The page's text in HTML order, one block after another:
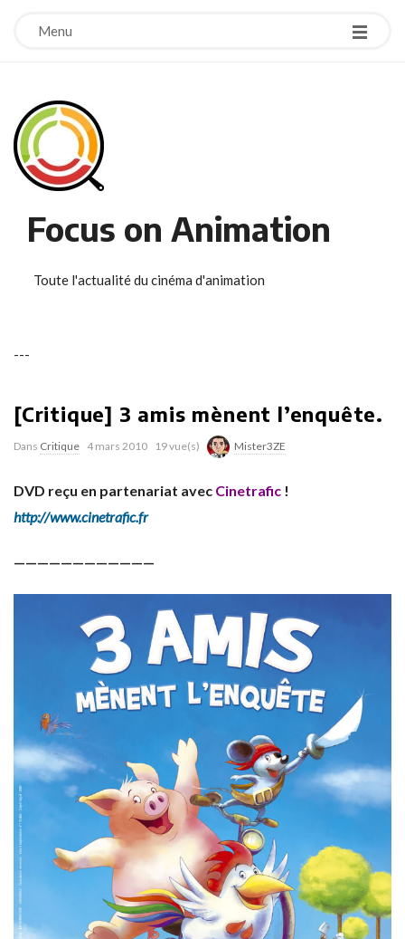
Menu
Focus on Animation
Toute l'actualité du cinéma d'animation
---
[Critique] 3 amis mènent l’enquête.
Dans Critique 4 mars 2010 19 vue(s) Mister3ZE
DVD reçu en partenariat avec Cinetrafic !
http://www.cinetrafic.fr
————————————